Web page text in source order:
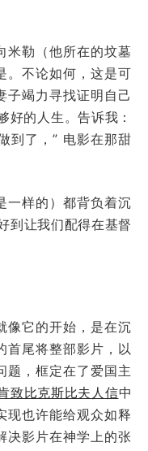
米勒（他所在的坟墓
。不论如何，这是可
子竭力寻找证明自己
好的人生。告诉我：
到了，” 电影在那甜
一样的）都背负着沉
到让我们配得在基督
像它的开始，是在沉
首尾将整部影片，以
题，框定在了爱国主
致比克斯比夫人信中
现也许能给观众如释
决影片在神学上的张